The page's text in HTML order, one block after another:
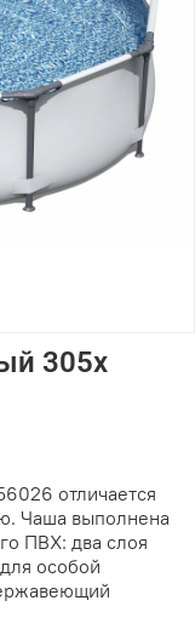
305х
отличается
Чаша выполнена
ПВХ: два слоя
особой